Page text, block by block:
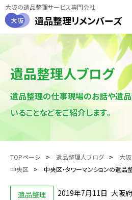
大阪の遺品整理サービス専門会社
大阪
遺品整理リメンバーズ
遺品整理人ブログ
遺品整理の仕事現場のお話や遺
いることなどをご紹介します。
TOPページ 遺品整理人ブログ 大
中央区
中央区・タワーマンションの遺品
遺品整理 2019年7月11日 大阪